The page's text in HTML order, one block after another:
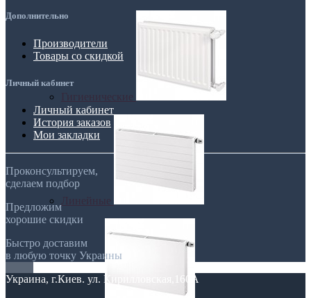
Дополнительно
Производители
Товары со скидкой
Личный кабинет
Личный кабинет
История заказов
Мои закладки
Проконсультируем,
сделаем подбор
Предложим
хорошие скидки
Быстро доставим
в любую точку Украины
Украина, г.Киев. ул. Кирилловская,160А